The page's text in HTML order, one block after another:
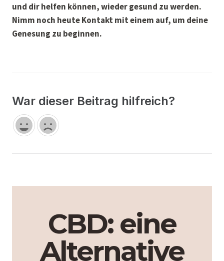
und dir helfen können, wieder gesund zu werden.
Nimm noch heute Kontakt mit einem auf, um deine
Genesung zu beginnen.
War dieser Beitrag hilfreich?
CBD: eine
Alternative